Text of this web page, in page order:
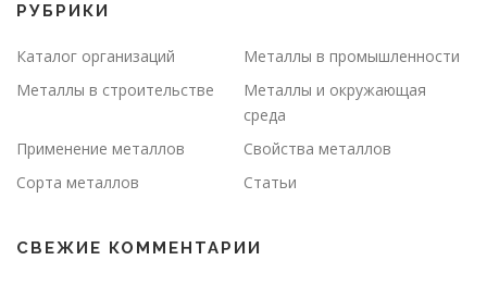
РУБРИКИ
Каталог организаций
Металлы в промышленности
Металлы в строительстве
Металлы и окружающая
среда
Применение металлов
Свойства металлов
Сорта металлов
Статьи
СВЕЖИЕ КОММЕНТАРИИ